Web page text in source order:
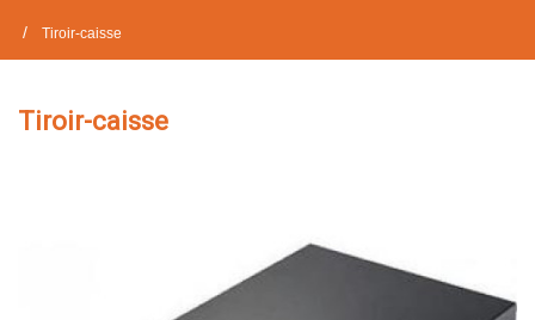
/ Tiroir-caisse
Tiroir-caisse